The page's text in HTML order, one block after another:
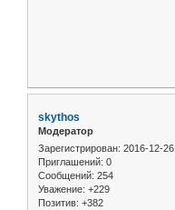
skythos
Модератор
Зарегистрирован: 2016-12-26
Приглашений: 0
Сообщений: 254
Уважение: +229
Позитив: +382